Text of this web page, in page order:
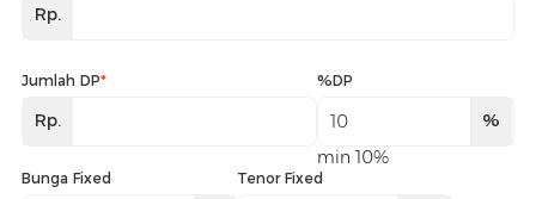
Rp.
Jumlah DP*
Rp.
%DP
%
min 10%
Bunga Fixed Tenor Fixed